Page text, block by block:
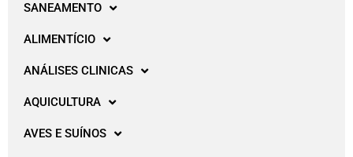
SANEAMENTO
ALIMENTÍCIO
ANÁLISES CLINICAS
AQUICULTURA
AVES E SUÍNOS